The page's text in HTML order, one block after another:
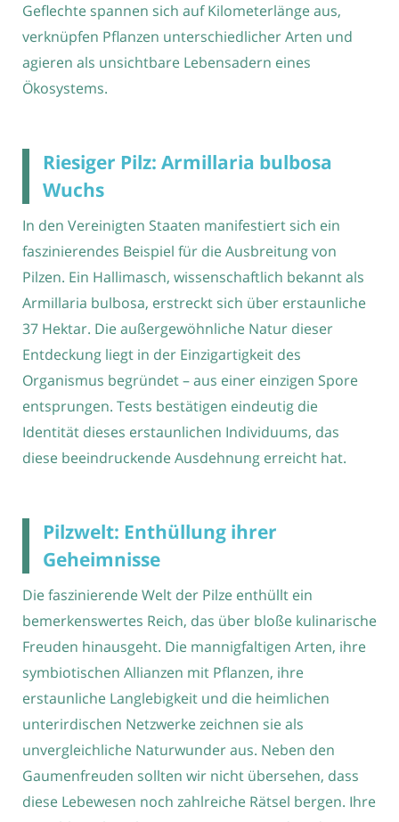
Geflechte spannen sich auf Kilometerlänge aus,
verknüpfen Pflanzen unterschiedlicher Arten und
agieren als unsichtbare Lebensadern eines
Ökosystems.
Riesiger Pilz: Armillaria bulbosa
Wuchs
In den Vereinigten Staaten manifestiert sich ein
faszinierendes Beispiel für die Ausbreitung von
Pilzen. Ein Hallimasch, wissenschaftlich bekannt als
Armillaria bulbosa, erstreckt sich über erstaunliche
37 Hektar. Die außergewöhnliche Natur dieser
Entdeckung liegt in der Einzigartigkeit des
Organismus begründet – aus einer einzigen Spore
entsprungen. Tests bestätigen eindeutig die
Identität dieses erstaunlichen Individuums, das
diese beeindruckende Ausdehnung erreicht hat.
Pilzwelt: Enthüllung ihrer
Geheimnisse
Die faszinierende Welt der Pilze enthüllt ein
bemerkenswertes Reich, das über bloße kulinarische
Freuden hinausgeht. Die mannigfaltigen Arten, ihre
symbiotischen Allianzen mit Pflanzen, ihre
erstaunliche Langlebigkeit und die heimlichen
unterirdischen Netzwerke zeichnen sie als
unvergleichliche Naturwunder aus. Neben den
Gaumenfreuden sollten wir nicht übersehen, dass
diese Lebewesen noch zahlreiche Rätsel bergen. Ihre